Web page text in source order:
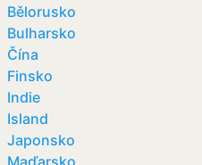
Bělorusko
Bulharsko
Čína
Finsko
Indie
Island
Japonsko
Maďarsko